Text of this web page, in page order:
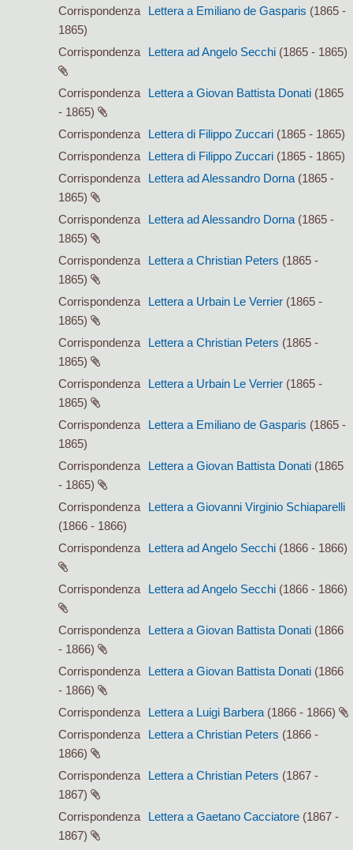
Corrispondenza
Lettera a Emiliano de Gasparis (1865 -
1865)
Corrispondenza
Lettera ad Angelo Secchi (1865 - 1865)
Corrispondenza Lettera a Giovan Battista Donati (1865
- 1865)
Corrispondenza
Lettera di Filippo Zuccari (1865 - 1865)
Corrispondenza
Lettera di Filippo Zuccari (1865 - 1865)
Corrispondenza
Lettera ad Alessandro Dorna (1865 -
1865)
Corrispondenza
Lettera ad Alessandro Dorna (1865 -
1865)
Corrispondenza
Lettera a Christian Peters (1865 -
1865)
Corrispondenza
Lettera a Urbain Le Verrier (1865 -
1865)
Corrispondenza
Lettera a Christian Peters (1865 -
1865)
Corrispondenza
Lettera a Urbain Le Verrier (1865 -
1865)
Corrispondenza
Lettera a Emiliano de Gasparis (1865 -
1865)
Corrispondenza
Lettera a Giovan Battista Donati (1865
- 1865)
Corrispondenza
Lettera a Giovanni Virginio Schiaparelli
(1866 - 1866)
Corrispondenza
Lettera ad Angelo Secchi (1866 - 1866)
Corrispondenza Lettera ad Angelo Secchi (1866 - 1866)
Corrispondenza Lettera a Giovan Battista Donati (1866
- 1866)
Corrispondenza
Lettera a Giovan Battista Donati (1866
- 1866)
Corrispondenza
Lettera a Luigi Barbera (1866 - 1866)
Corrispondenza
Lettera a Christian Peters (1866 -
1866)
Corrispondenza
Lettera a Christian Peters (1867 -
1867)
Corrispondenza
Lettera a Gaetano Cacciatore (1867 -
1867)